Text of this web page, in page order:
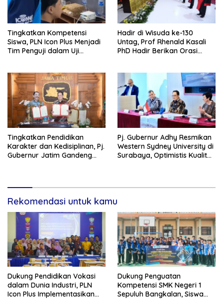
Tingkatkan Kompetensi
Siswa, PLN Icon Plus Menjadi
Tim Penguji dalam Uji
Siliragung
Hadir di Wisuda ke-130
Untag, Prof Rhenald Kasali
PhD Hadir Berikan Orasi
Tingkatkan Pendidikan
Karakter dan Kedisiplinan, Pj.
Gubernur Jatim Gandeng
Pj. Gubernur Adhy Resmikan
Western Sydney University di
Surabaya, Optimistis Kualitas
Rekomendasi untuk kamu
Dukung Pendidikan Vokasi
dalam Dunia Industri, PLN
Icon Plus Implementasikan
Dukung Penguatan
Kompetensi SMK Negeri 1
Sepuluh Bangkalan, Siswa